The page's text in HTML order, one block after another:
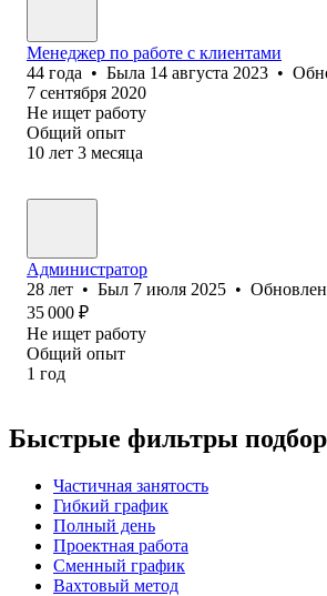
Менеджер по работе с клиентами
44 года • Была 14 августа 2023 •
7 сентября 2020
Не ищет работу
Общий опыт
10 лет 3 месяца
Администратор
28 лет • Был 7 июля 2025 •
35 000 ₽
Не ищет работу
Общий опыт
1 год
Быстрые фильтры
Частичная занятость
Гибкий график
Полный день
Проектная работа
Сменный график
Вахтовый метод